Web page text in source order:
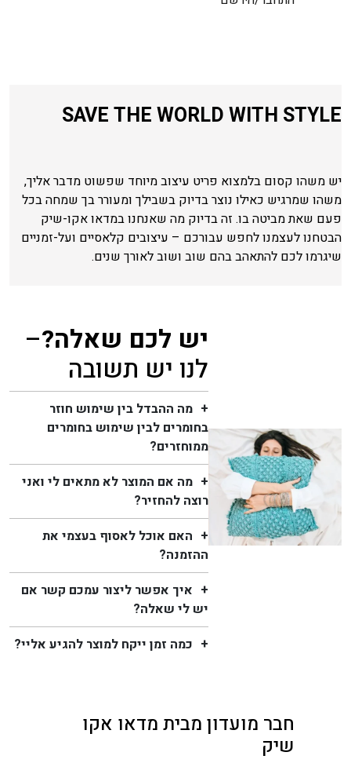
SAVE THE WORLD WITH STYLE
יש משהו קסום בלמצוא פריט עיצוב מיוחד שפשוט מדבר אליך,
משהו שמרגיש כאילו נוצר בדיוק בשבילך ומעורר בך שמחה בכל
פעם שאת מביטה בו. זה בדיוק מה שאנחנו במדאו אקו-שיק
הבטחנו לעצמנו לחפש עבורכם – עיצובים קלאסיים ועל-זמניים
שיגרמו לכם להתאהב בהם שוב ושוב לאורך שנים.
יש לכם שאלה?–
לנו יש תשובה
מה ההבדל בין שימוש חוזר
בחומרים לבין שימוש בחומרים
ממוחזרים?
מה אם המוצר לא מתאים לי ואני
רוצה להחזיר?
האם אוכל לאסוף בעצמי את
ההזמנה?
איך אפשר ליצור עמכם קשר אם
יש לי שאלה?
כמה זמן ייקח למוצר להגיע אליי?
חבר מועדון מבית מדאו אקו
שיק